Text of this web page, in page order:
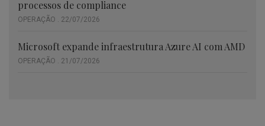
processos de compliance
OPERAÇÃO . 22/07/2026
Microsoft expande infraestrutura Azure AI com AMD
OPERAÇÃO . 21/07/2026